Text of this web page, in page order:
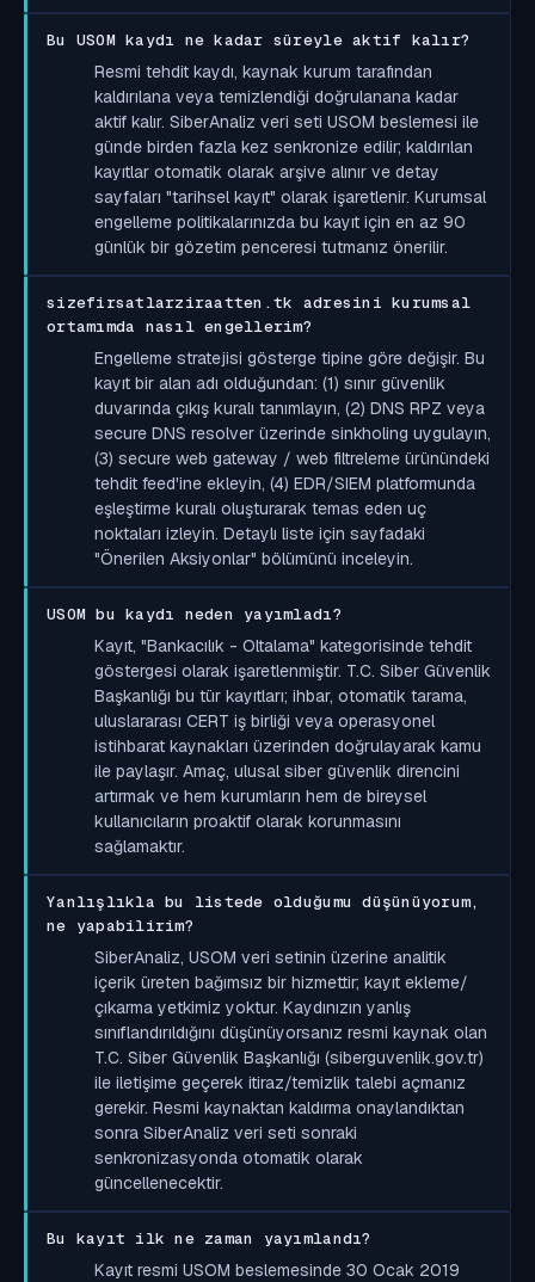
Bu USOM kaydı ne kadar süreyle aktif kalır?
Resmi tehdit kaydı, kaynak kurum tarafından
kaldırılana veya temizlendiği doğrulanana kadar
aktif kalır. SiberAnaliz veri seti USOM beslemesi ile
günde birden fazla kez senkronize edilir; kaldırılan
kayıtlar otomatik olarak arşive alınır ve detay
sayfaları "tarihsel kayıt" olarak işaretlenir. Kurumsal
engelleme politikalarınızda bu kayıt için en az 90
günlük bir gözetim penceresi tutmanız önerilir.
sizefirsatlarziraatten.tk adresini kurumsal
ortamımda nasıl engellerim?
Engelleme stratejisi gösterge tipine göre değişir. Bu
kayıt bir alan adı olduğundan: (1) sınır güvenlik
duvarında çıkış kuralı tanımlayın, (2) DNS RPZ veya
secure DNS resolver üzerinde sinkholing uygulayın,
(3) secure web gateway / web filtreleme ürünündeki
tehdit feed'ine ekleyin, (4) EDR/SIEM platformunda
eşleştirme kuralı oluşturarak temas eden uç
noktaları izleyin. Detaylı liste için sayfadaki
"Önerilen Aksiyonlar" bölümünü inceleyin.
USOM bu kaydı neden yayımladı?
Kayıt, "Bankacılık - Oltalama" kategorisinde tehdit
göstergesi olarak işaretlenmiştir. T.C. Siber Güvenlik
Başkanlığı bu tür kayıtları; ihbar, otomatik tarama,
uluslararası CERT iş birliği veya operasyonel
istihbarat kaynakları üzerinden doğrulayarak kamu
ile paylaşır. Amaç, ulusal siber güvenlik direncini
artırmak ve hem kurumların hem de bireysel
kullanıcıların proaktif olarak korunmasını
sağlamaktır.
Yanlışlıkla bu listede olduğumu düşünüyorum,
ne yapabilirim?
SiberAnaliz, USOM veri setinin üzerine analitik
içerik üreten bağımsız bir hizmettir; kayıt ekleme/
çıkarma yetkimiz yoktur. Kaydınızın yanlış
sınıflandırıldığını düşünüyorsanız resmi kaynak olan
T.C. Siber Güvenlik Başkanlığı (siberguvenlik.gov.tr)
ile iletişime geçerek itiraz/temizlik talebi açmanız
gerekir. Resmi kaynaktan kaldırma onaylandıktan
sonra SiberAnaliz veri seti sonraki
senkronizasyonda otomatik olarak
güncellenecektir.
Bu kayıt ilk ne zaman yayımlandı?
Kayıt resmi USOM beslemesinde 30 Ocak 2019